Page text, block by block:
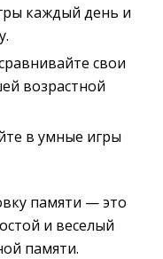
каждый день и
свои
возрастной
в умные игры
памяти — это
и веселый
памяти.